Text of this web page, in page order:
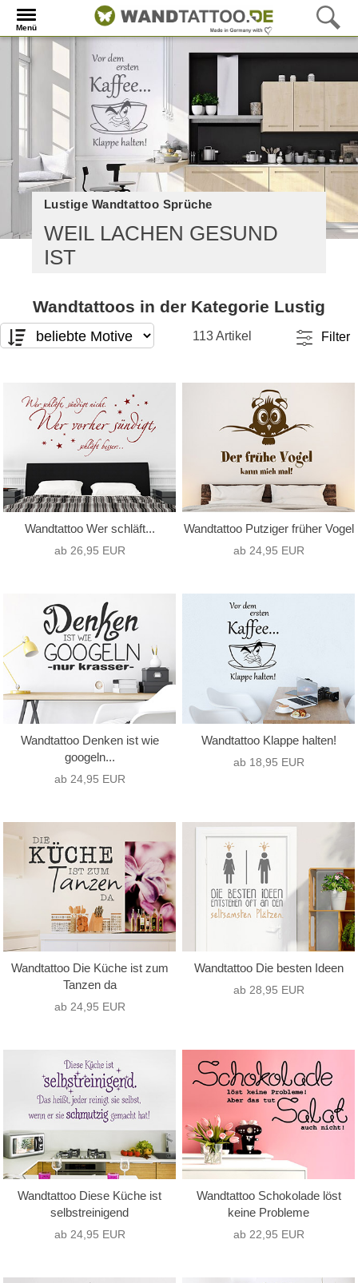
Menü
Lustige Wandtattoo Sprüche
WEIL LACHEN GESUND
IST
Wandtattoos in der Kategorie Lustig
113 Artikel Filter
nur Text(51)
nur Motiv(0)
(62)
Hochformat
Querformat
Quadrat(2)
Wandtattoo Wer schläft...
ab 26,95 EUR
Wandtattoo Putziger früher Vogel
ab 24,95 EUR
Wandtattoo Denken ist wie
googeln...
ab 24,95 EUR
Wandtattoo Klappe halten!
ab 18,95 EUR
Wandtattoo Die Küche ist zum
Tanzen da
ab 24,95 EUR
Wandtattoo Die besten Ideen
ab 28,95 EUR
Wandtattoo Diese Küche ist
selbstreinigend
ab 24,95 EUR
Wandtattoo Schokolade löst
keine Probleme
ab 22,95 EUR